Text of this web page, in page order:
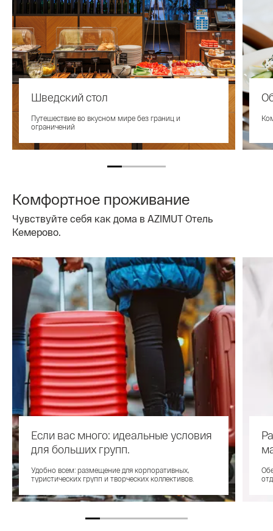
Шведский стол
Путешествие во вкусном мире без границ и
ограничений
Комфортное проживание
Чувствуйте себя как дома в AZIMUT Отель
Кемерово.
Если вас много: идеальные условия
для больших групп.
Удобно всем: размещение для корпоративных,
туристических групп и творческих коллективов.